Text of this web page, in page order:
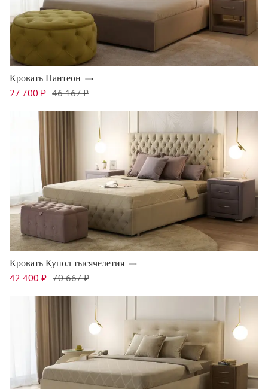
Кровать Пантеон
27 700 ₽ 46 167 ₽
Кровать Купол тысячелетия
42 400 ₽ 70 667 ₽